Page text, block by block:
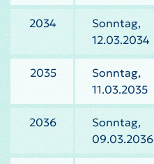
2034
Sonntag,
12.03.2034
2035
Sonntag,
11.03.2035
2036
Sonntag,
09.03.2036